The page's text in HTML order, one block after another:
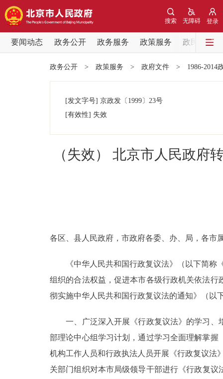
登录
无障碍
搜索
要闻动态 政务公开 政务服务 政策服务
政民互动
党中央精神
政务公开
政务服务
个人服务
中介服务
政务公开 > 政策服务 > 政府文件 > 1986-2014
[发文字号] 京政发 〔1999〕 23号
[有效性] 失效
（失效） 北京市人民政府
各区、县人民政府，市政府各委、办、局，各市
《中华人民共和国行政复议法》（以下简称《
组织的合法权益，促进本市各级行政机关依法
彻实施中华人民共和国行政复议法的通知》（以
一、广泛深入开展《行政复议法》的学习、
部理论中心组学习计划，通过学习全面理解掌
机构工作人员和行政执法人员开展《行政复议法
关部门组织对本市局级领导干部进行《行政复